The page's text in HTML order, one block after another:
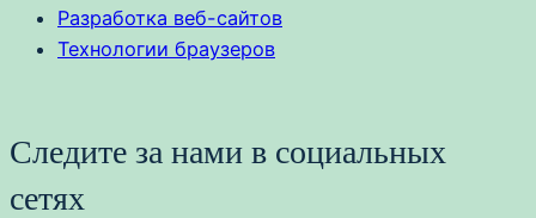
Разработка веб-сайтов
Технологии браузеров
Следите за нами в социальных
сетях